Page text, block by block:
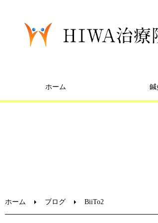
ホーム 鍼
ホーム ブログ BiiTo2